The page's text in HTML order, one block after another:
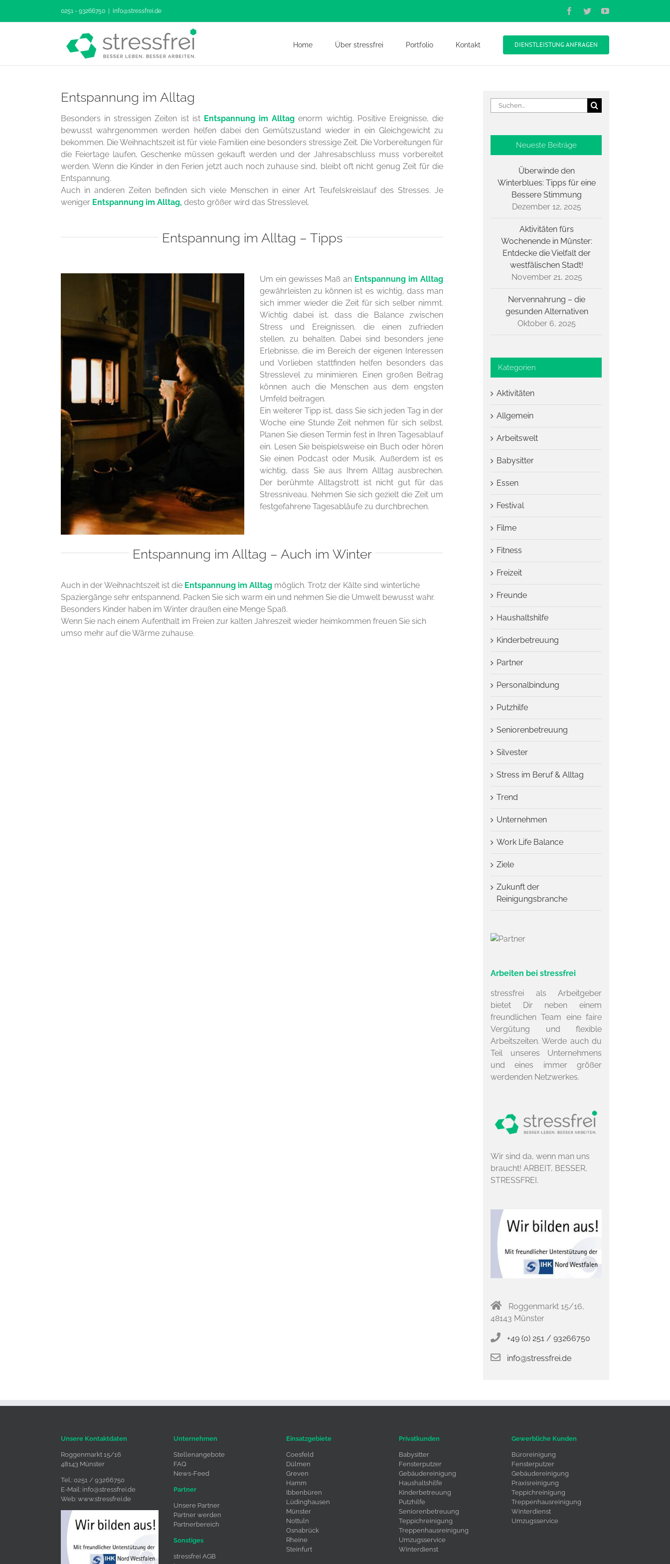
0251 - 93266750 info@stressfrei.de Facebook
TwitterYouTube
Home Über stressfrei Portfolio Kontakt DIENSTLEISTUNG ANFRAGEN
Entspannung im Alltag
Besonders in stressigen Zeiten ist ist Entspannung im Alltag enorm wichtig. Positive Ereignisse, die
bewusst wahrgenommen werden helfen dabei den Gemütszustand wieder in ein Gleichgewicht zu
bekommen. Die Weihnachtszeit ist für viele Familien eine besonders stressige Zeit. Die Vorbereitungen für
die Feiertage laufen, Geschenke müssen gekauft werden und der Jahresabschluss muss vorbereitet
werden. Wenn die Kinder in den Ferien jetzt auch noch zuhause sind, bleibt oft nicht genug Zeit für die
Entspannung.
Auch in anderen Zeiten befinden sich viele Menschen in einer Art Teufelskreislauf des Stresses. Je
weniger Entspannung im Alltag, desto größer wird das Stresslevel.
Entspannung im Alltag – Tipps
Um ein gewisses Maß an Entspannung im Alltag
gewährleisten zu können ist es wichtig, dass man
sich immer wieder die Zeit für sich selber nimmt.
Wichtig dabei ist, dass die Balance zwischen
Stress und Ereignissen, die einen zufrieden
stellen, zu behalten. Dabei sind besonders jene
Erlebnisse, die im Bereich der eigenen Interessen
und Vorlieben stattfinden helfen besonders das
Stresslevel zu minimieren. Einen großen Beitrag
können auch die Menschen aus dem engsten
Umfeld beitragen.
Ein weiterer Tipp ist, dass Sie sich jeden Tag in der
Woche eine Stunde Zeit nehmen für sich selbst.
Planen Sie diesen Termin fest in Ihren Tagesablauf
ein. Lesen Sie beispielsweise ein Buch oder hören
Sie einen Podcast oder Musik. Außerdem ist es
wichtig, dass Sie aus Ihrem Alltag ausbrechen.
Der berühmte Alltagstrott ist nicht gut für das
Stressniveau. Nehmen Sie sich gezielt die Zeit um
festgefahrene Tagesabläufe zu durchbrechen.
Entspannung im Alltag – Auch im Winter
Auch in der Weihnachtszeit ist die Entspannung im Alltag möglich. Trotz der Kälte sind winterliche
Spaziergänge sehr entspannend. Packen Sie sich warm ein und nehmen Sie die Umwelt bewusst wahr.
Besonders Kinder haben im Winter draußen eine Menge Spaß.
Wenn Sie nach einem Aufenthalt im Freien zur kalten Jahreszeit wieder heimkommen freuen Sie sich
umso mehr auf die Wärme zuhause.
Suche
nach:
Neueste Beiträge
Überwinde den
Winterblues: Tipps für eine
Bessere Stimmung
Dezember 12, 2025
Aktivitäten fürs
Wochenende in Münster:
Entdecke die Vielfalt der
westfälischen Stadt!
November 21, 2025
Nervennahrung – die
gesunden Alternativen
Oktober 6, 2025
Kategorien
Aktivitäten
Allgemein
Arbeitswelt
Babysitter
Essen
Festival
Filme
Fitness
Freizeit
Freunde
Haushaltshilfe
Kinderbetreuung
Partner
Personalbindung
Putzhilfe
Seniorenbetreuung
Silvester
Stress im Beruf & Alltag
Trend
Unternehmen
Work Life Balance
Ziele
Zukunft der
Reinigungsbranche
Arbeiten bei stressfrei
stressfrei als Arbeitgeber
bietet Dir neben einem
freundlichen Team eine faire
Vergütung und flexible
Arbeitszeiten. Werde auch du
Teil unseres Unternehmens
und eines immer größer
werdenden Netzwerkes.
Wir sind da, wenn man uns
braucht! ARBEIT, BESSER,
STRESSFREI.
Roggenmarkt 15/16,
48143 Münster
+49 (0) 251 / 93266750
info@stressfrei.de
Unsere Kontaktdaten
Roggenmarkt 15/16
48143 Münster
Tel.: 0251 / 93266750
E-Mail: info@stressfrei.de
Web: www.stressfrei.de
Unternehmen
Stellenangebote
FAQ
News-Feed
Partner
Unsere Partner
Partner werden
Partnerbereich
Sonstiges
stressfrei AGB
Einsatzgebiete
Coesfeld
Dülmen
Greven
Hamm
Ibbenbüren
Lüdinghausen
Münster
Nottuln
Osnabrück
Rheine
Steinfurt
Privatkunden
Babysitter
Fensterputzer
Gebäudereinigung
Haushaltshilfe
Kinderbetreuung
Putzhilfe
Seniorenbetreuung
Teppichreinigung
Treppenhausreinigung
Umzugsservice
Winterdienst
Gewerbliche Kunden
Büroreinigung
Fensterputzer
Gebäudereinigung
Praxisreinigung
Teppichreinigung
Treppenhausreinigung
Winterdienst
Umzugsservice